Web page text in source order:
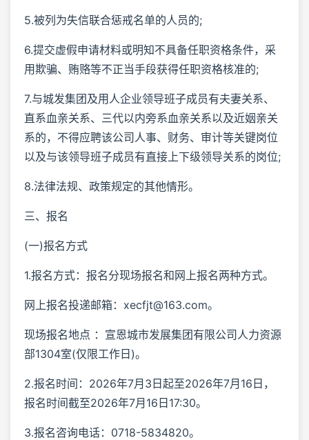
5.被列为失信联合惩戒名单的人员的;
6.提交虚假申请材料或明知不具备任职资格条件，采
用欺骗、贿赂等不正当手段获得任职资格核准的;
7.与城发集团及用人企业领导班子成员有夫妻关系、
直系血亲关系、三代以内旁系血亲关系以及近姻亲关
系的，不得应聘该公司人事、财务、审计等关键岗位
以及与该领导班子成员有直接上下级领导关系的岗位;
8.法律法规、政策规定的其他情形。
三、报名
(一)报名方式
1.报名方式：报名分现场报名和网上报名两种方式。
网上报名投递邮箱：xecfjt@163.com。
现场报名地点 ：宣恩城市发展集团有限公司人力资源
部1304室(仅限工作日)。
2.报名时间：2026年7月3日起至2026年7月16日，
报名时间截至2026年7月16日17:30。
3.报名咨询电话：0718-5834820。